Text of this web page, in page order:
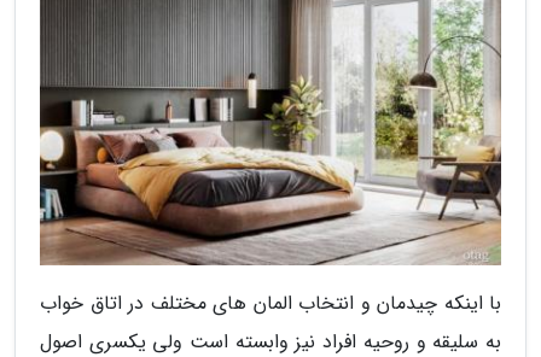
با اینکه چیدمان و انتخاب المان های مختلف در اتاق خواب
به سلیقه و روحیه افراد نیز وابسته است ولی یکسری اصول